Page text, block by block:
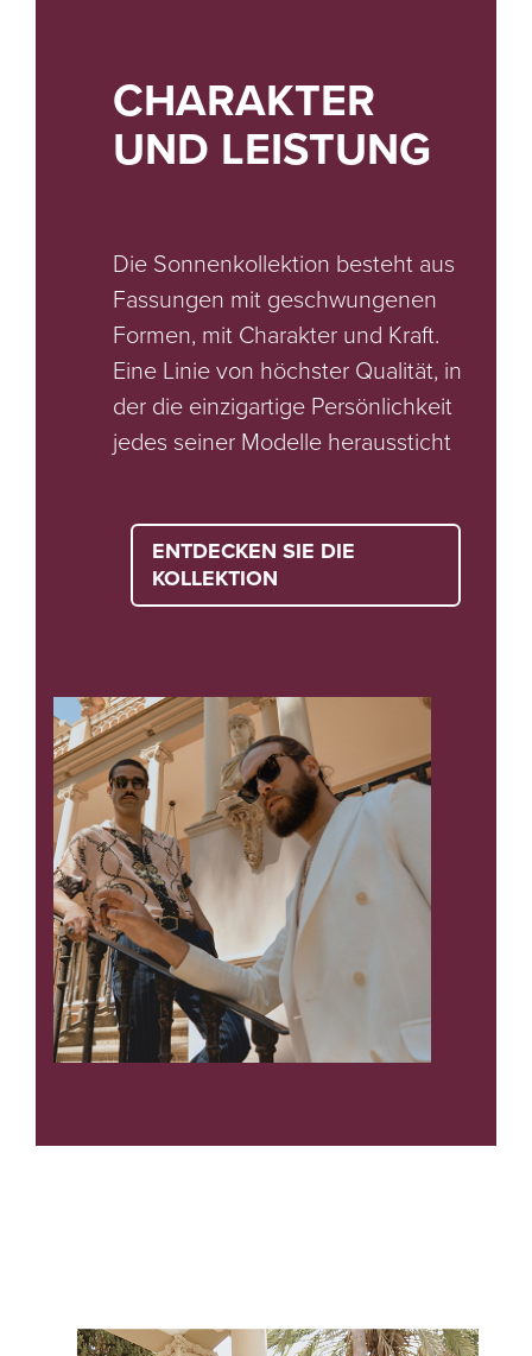
CHARAKTER
UND LEISTUNG
Die Sonnenkollektion besteht aus
Fassungen mit geschwungenen
Formen, mit Charakter und Kraft.
Eine Linie von höchster Qualität, in
der die einzigartige Persönlichkeit
jedes seiner Modelle heraussticht
ENTDECKEN SIE DIE
KOLLEKTION